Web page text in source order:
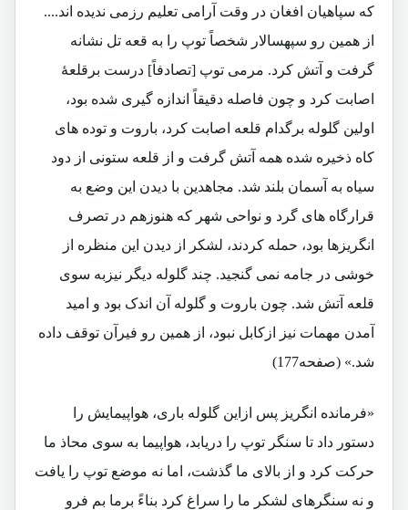
که سپاهیان افغان در وقت آرامی تعلیم رزمی ندیده اند....
از همین رو سپهسالار شخصاً توپ را به قعه تل نشانه
گرفت و آتش کرد. مرمی توپ [تصادفاً] درست برقلعۀ
اصابت کرد و چون فاصله دقیقاً اندازه گیری شده بود،
اولین گلوله برگدام قلعه اصابت کرد، باروت و توده های
کاه ذخیره شده همه آتش گرفت و از قلعه ستونی از دود
سیاه به آسمان بلند شد. مجاهدین با دیدن این وضع به
قرارگاه های گرد و نواحی شهر که هنوزهم در تصرف
انگریزها بود، حمله کردند، لشکر از دیدن این منظره از
خوشی در جامه نمی گنجید. چند گلوله دیگر نیزبه سوی
قلعه آتش شد. چون باروت و گلوله آن اندک بود و امید
آمدن مهمات نیز ازکابل نبود، از همین رو فیرآن توقف داده
شد.» (صفحه177)
«فرمانده انگریز پس ازاین گلوله باری، هواپیمایش را
دستور داد تا سنگر توپ را دریابد، هواپیما به سوی محاذ ما
حرکت کرد و از بالای ما گذشت، اما نه موضع توپ را یافت
و نه سنگرهای لشکر ما را سراغ کرد بناءً برما بم فرو